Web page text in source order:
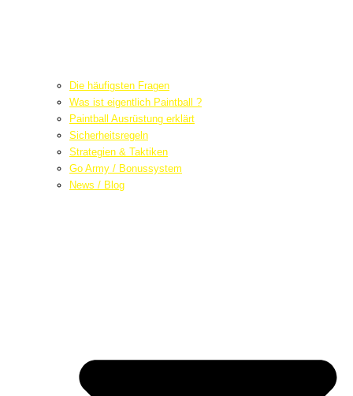
Die häufigsten Fragen
Was ist eigentlich Paintball ?
Paintball Ausrüstung erklärt
Sicherheitsregeln
Strategien & Taktiken
Go Army / Bonussystem
News / Blog